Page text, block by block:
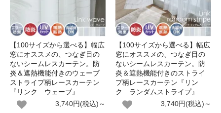
【100サイズから選べる】幅広
窓にオススメの、つなぎ目の
ないシームレスカーテン。防
炎＆遮熱機能付きのウェーブ
ストライプ柄レースカーテン
『リンク ウェーブ』
3,740円(税込)～
【100サイズから選べる】幅広
窓にオススメの、つなぎ目の
ないシームレスカーテン。防
炎＆遮熱機能付きのストライ
プ柄レースカーテン『リン
ク ランダムストライプ』
3,740円(税込)～